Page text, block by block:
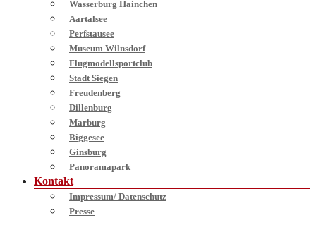
Wasserburg Hainchen
Aartalsee
Perfstausee
Museum Wilnsdorf
Flugmodellsportclub
Stadt Siegen
Freudenberg
Dillenburg
Marburg
Biggesee
Ginsburg
Panoramapark
Kontakt
Impressum/ Datenschutz
Presse